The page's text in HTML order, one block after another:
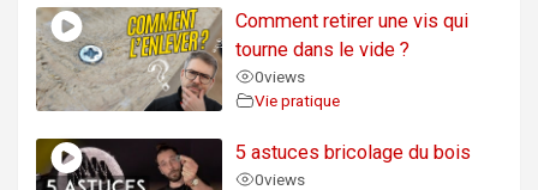
Comment retirer une vis qui
tourne dans le vide ?
0views
Vie pratique
5 astuces bricolage du bois
0views